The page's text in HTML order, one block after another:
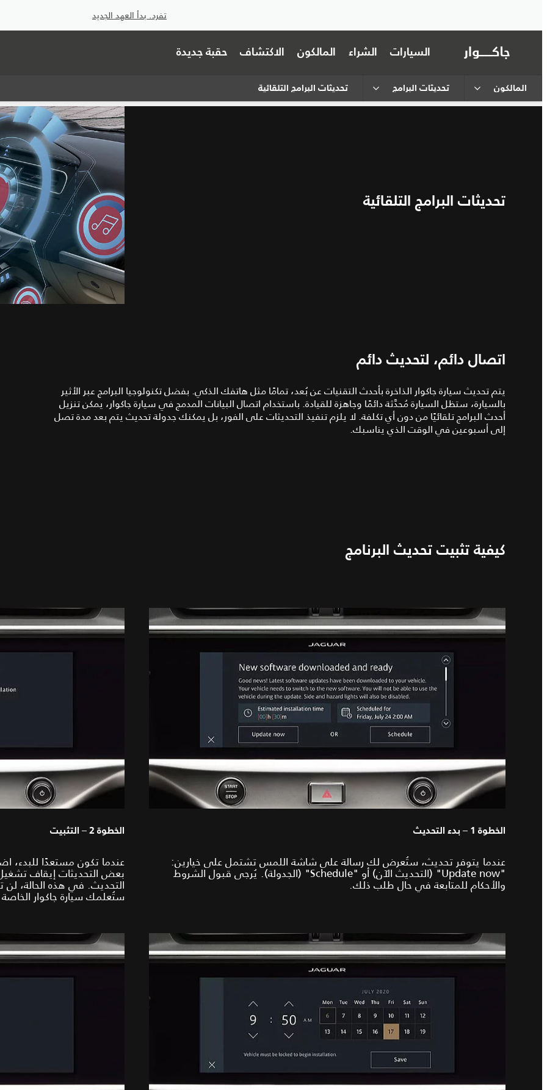
تفرد. بدأ العهد الجديد
السيارات الشراء المالكون الاكتشاف حقبة جديدة
المالكون تحديثات البرامج تحديثات البرامج التلقائية
تحديثات البرامج التلقائية
اتصال دائم، لتحديث دائم
يتم تحديث سيارة جاكوار الذاخرة بأحدث التقنيات عن بُعد، تمامًا مثل هاتفك الذكي. بفضل تكنولوجيا البرامج عبر الأثير
بالسيارة، ستظل السيارة مُحدَّثة دائمًا وجاهزة للقيادة. باستخدام اتصال البيانات المدمج في سيارة جاكوار، يمكن تنزيل
أحدث البرامج تلقائيًا من دون أي تكلفة. لا يلزم تنفيذ التحديثات على الفور، بل يمكنك جدولة تحديث يتم بعد مدة تصل
إلى أسبوعين في الوقت الذي يناسبك.
كيفية تثبيت تحديث البرنامج
الخطوة 1 – بدء التحديث
عندما يتوفر تحديث، ستُعرض لك رسالة على شاشة اللمس تشتمل على خيارين:
"Update now" (التحديث الآن) أو "Schedule" (الجدولة). يُرجى قبول الشروط
والأحكام للمتابعة في حال طلب ذلك.
الخطوة 2 – التثبيت
بعض التحديثات إيقاف
التحديث. في هذه الحالة، لن
ستُعلمك سيارة جاكوار